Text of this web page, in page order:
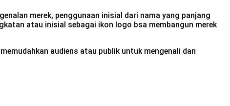
merek, penggunaan inisial dari nama yang panjang
atau inisial sebagai ikon logo bsa membangun merek
audiens atau publik untuk mengenali dan